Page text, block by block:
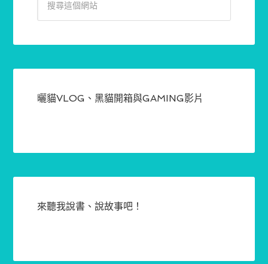
曬貓VLOG、黑貓開箱與GAMING影片
來聽我說書、說故事吧！